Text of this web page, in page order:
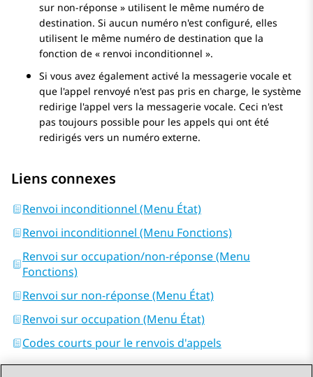
sur non-réponse » utilisent le même numéro de
destination. Si aucun numéro n'est configuré, elles
utilisent le même numéro de destination que la
fonction de « renvoi inconditionnel ».
Si vous avez également activé la messagerie vocale et
que l'appel renvoyé n'est pas pris en charge, le système
redirige l'appel vers la messagerie vocale. Ceci n'est
pas toujours possible pour les appels qui ont été
redirigés vers un numéro externe.
Liens connexes
Renvoi inconditionnel (Menu État)
Renvoi inconditionnel (Menu Fonctions)
Renvoi sur occupation/non-réponse (Menu
Fonctions)
Renvoi sur non-réponse (Menu État)
Renvoi sur occupation (Menu État)
Codes courts pour le renvois d'appels